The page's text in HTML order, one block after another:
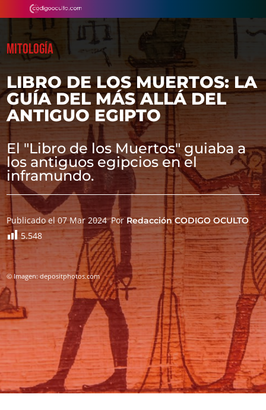
MITOLOGÍA
LIBRO DE LOS MUERTOS: LA
GUÍA DEL MÁS ALLÁ DEL
ANTIGUO EGIPTO
El "Libro de los Muertos" guiaba a
los antiguos egipcios en el
inframundo.
Publicado el 07 Mar 2024 PorRedacción CODIGO OCULTO
5.548
© Imagen: depositphotos.com